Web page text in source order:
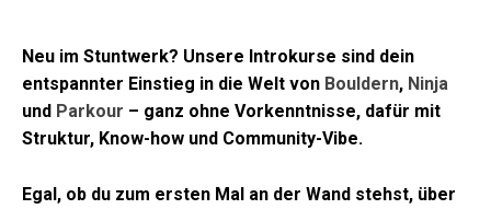
Neu im Stuntwerk? Unsere Introkurse sind dein
entspannter Einstieg in die Welt von Bouldern, Ninja
und Parkour – ganz ohne Vorkenntnisse, dafür mit
Struktur, Know-how und Community-Vibe.
Egal, ob du zum ersten Mal an der Wand stehst, über